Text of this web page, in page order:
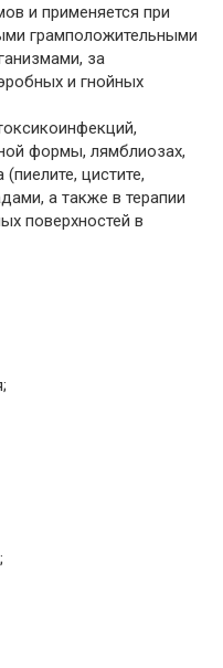
и применяется при
грамположительными
за
и гнойных
формы, лямблиозах,
цистите,
а также в терапии
поверхностей в